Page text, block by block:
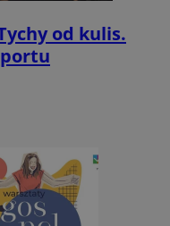
od kulis.